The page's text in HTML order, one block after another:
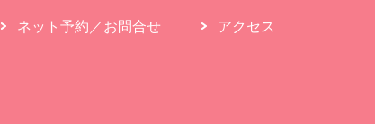
ネット予約／お問合せ アクセス